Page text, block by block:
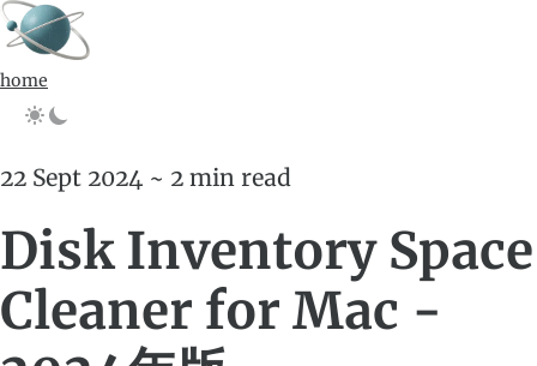
home
22 Sept 2024 ~ 2 min read
Disk Inventory Space
Cleaner for Mac -